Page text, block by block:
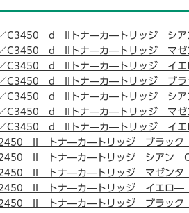
C3450 d IIトナ―カ―トリッジ シ
C3450 d IIトナ―カ―トリッジ マ
C3450 d IIトナ―カ―トリッジ イ
C3450 d IIトナ―カ―トリッジ ブラ
C3450 d IIトナ―カ―トリッジ シ
C3450 d IIトナ―カ―トリッジ マゼ
C3450 d IIトナ―カ―トリッジ イ
II トナ―カ―トリッジ ブラッ
II トナ―カ―トリッジ シアン
II トナ―カ―トリッジ マゼン
II トナ―カ―トリッジ イエロ
II トナ―カ―トリッジ ブラッ